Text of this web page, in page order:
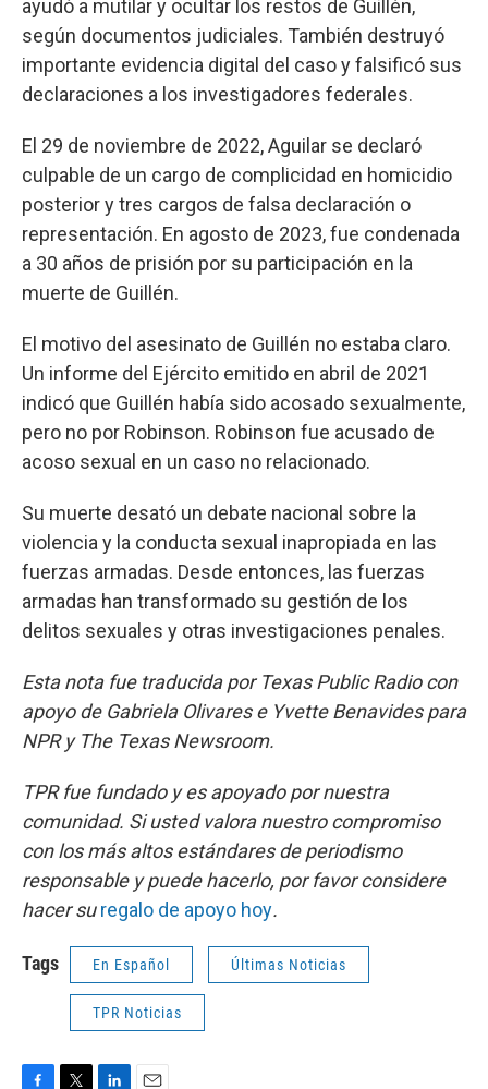
ayudó a mutilar y ocultar los restos de Guillén,
según documentos judiciales. También destruyó
importante evidencia digital del caso y falsificó sus
declaraciones a los investigadores federales.
El 29 de noviembre de 2022, Aguilar se declaró
culpable de un cargo de complicidad en homicidio
posterior y tres cargos de falsa declaración o
representación. En agosto de 2023, fue condenada
a 30 años de prisión por su participación en la
muerte de Guillén.
El motivo del asesinato de Guillén no estaba claro.
Un informe del Ejército emitido en abril de 2021
indicó que Guillén había sido acosado sexualmente,
pero no por Robinson. Robinson fue acusado de
acoso sexual en un caso no relacionado.
Su muerte desató un debate nacional sobre la
violencia y la conducta sexual inapropiada en las
fuerzas armadas. Desde entonces, las fuerzas
armadas han transformado su gestión de los
delitos sexuales y otras investigaciones penales.
Esta nota fue traducida por Texas Public Radio con
apoyo de Gabriela Olivares e Yvette Benavides para
NPR y The Texas Newsroom.
TPR fue fundado y es apoyado por nuestra
comunidad. Si usted valora nuestro compromiso
con los más altos estándares de periodismo
responsable y puede hacerlo, por favor considere
hacer suregalo de apoyo hoy.
Tags En Español Últimas Noticias
TPR Noticias